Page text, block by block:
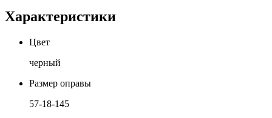
Характеристики
Цвет
черный
Размер оправы
57-18-145